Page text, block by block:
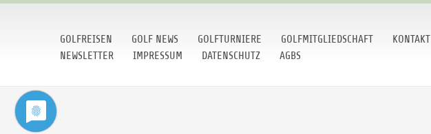
GOLFREISEN GOLF NEWS GOLFTURNIERE GOLFMITGLIEDSCHAFT
KONTAKT
NEWSLETTER
IMPRESSUM DATENSCHUTZ AGBS